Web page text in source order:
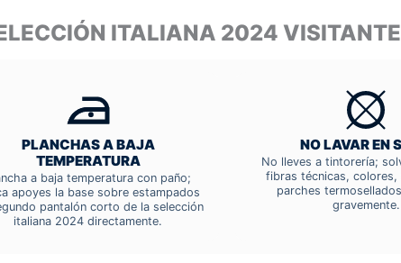
ITALIANA 2024
PLANCHAS A BAJA
TEMPERATURA
a baja temperatura con paño;
apoyes la base sobre estampados
pantalón corto de la selección
italiana 2024 directamente.
NO LAVAR EN
No lleves a tintorería;
fibras técnicas, colores,
parches
gravemente.